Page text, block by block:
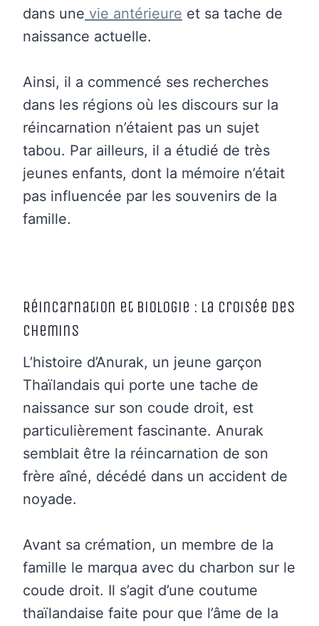
dans une vie antérieure et sa tache de
naissance actuelle.
Ainsi, il a commencé ses recherches
dans les régions où les discours sur la
réincarnation n’étaient pas un sujet
tabou. Par ailleurs, il a étudié de très
jeunes enfants, dont la mémoire n’était
pas influencée par les souvenirs de la
famille.
Réincarnation et biologie : La croisée des
chemins
L’histoire d’Anurak, un jeune garçon
Thaïlandais qui porte une tache de
naissance sur son coude droit, est
particulièrement fascinante. Anurak
semblait être la réincarnation de son
frère aîné, décédé dans un accident de
noyade.
Avant sa crémation, un membre de la
famille le marqua avec du charbon sur le
coude droit. Il s’agit d’une coutume
thaïlandaise faite pour que l’âme de la